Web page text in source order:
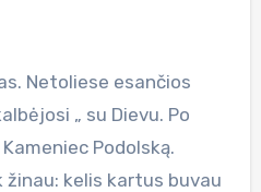
Netoliese esančios
„ su Dievu. Po
Podolską.
žinau: kelis kartus buvau